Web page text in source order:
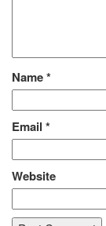
Name*
Email *
Website